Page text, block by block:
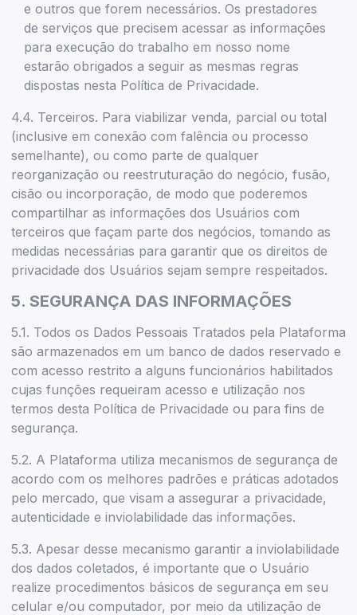
e outros que forem necessários. Os prestadores
de serviços que precisem acessar as informações
para execução do trabalho em nosso nome
estarão obrigados a seguir as mesmas regras
dispostas nesta Política de Privacidade.
4.4. Terceiros. Para viabilizar venda, parcial ou total
(inclusive em conexão com falência ou processo
semelhante), ou como parte de qualquer
reorganização ou reestruturação do negócio, fusão,
cisão ou incorporação, de modo que poderemos
compartilhar as informações dos Usuários com
terceiros que façam parte dos negócios, tomando as
medidas necessárias para garantir que os direitos de
privacidade dos Usuários sejam sempre respeitados.
5. SEGURANÇA DAS INFORMAÇÕES
5.1. Todos os Dados Pessoais Tratados pela Plataforma
são armazenados em um banco de dados reservado e
com acesso restrito a alguns funcionários habilitados
cujas funções requeiram acesso e utilização nos
termos desta Política de Privacidade ou para fins de
segurança.
5.2. A Plataforma utiliza mecanismos de segurança de
acordo com os melhores padrões e práticas adotados
pelo mercado, que visam a assegurar a privacidade,
autenticidade e inviolabilidade das informações.
5.3. Apesar desse mecanismo garantir a inviolabilidade
dos dados coletados, é importante que o Usuário
realize procedimentos básicos de segurança em seu
celular e/ou computador, por meio da utilização de